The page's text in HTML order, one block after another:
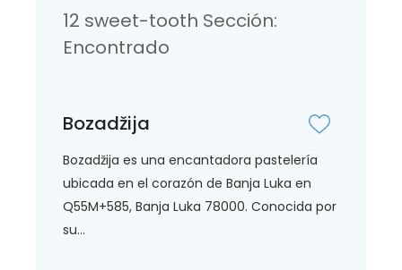
12 sweet-tooth Sección:
Encontrado
Bozadžija
Bozadžija es una encantadora pastelería
ubicada en el corazón de Banja Luka en
Q55M+585, Banja Luka 78000. Conocida por
su...